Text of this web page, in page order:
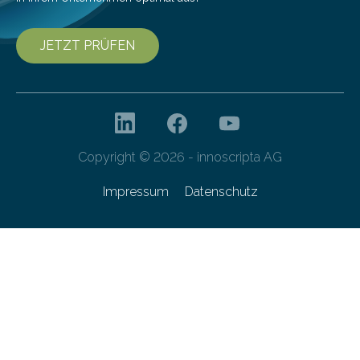
JETZT PRÜFEN
Copyright © 2026 - innoscripta AG
Impressum Datenschutz